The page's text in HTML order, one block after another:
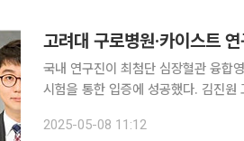
고려대 구로병원·카이스트
국내 연구진이 최첨단 심장혈관 융합
시험을 통한 입증에 성공했다. 김진원 고려대 구로병원 심혈관센터 교수·유홍기 카이스트 기계공학
원 고려대 안산병원 교수)은 ‘광간섭
2025-05-08 11:12